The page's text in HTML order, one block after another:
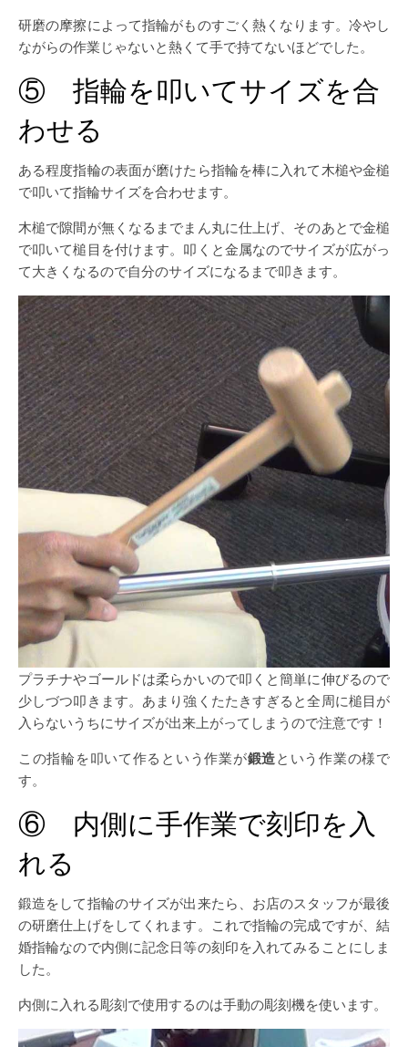
研磨の摩擦によって指輪がものすごく熱くなります。冷やし
ながらの作業じゃないと熱くて手で持てないほどでした。
⑤ 指輪を叩いてサイズを合
わせる
ある程度指輪の表面が磨けたら指輪を棒に入れて木槌や金槌
で叩いて指輪サイズを合わせます。
木槌で隙間が無くなるまでまん丸に仕上げ、そのあとで金槌
で叩いて槌目を付けます。叩くと金属なのでサイズが広がっ
て大きくなるので自分のサイズになるまで叩きます。
プラチナやゴールドは柔らかいので叩くと簡単に伸びるので
少しづつ叩きます。あまり強くたたきすぎると全周に槌目が
入らないうちにサイズが出来上がってしまうので注意です！
この指輪を叩いて作るという作業が鍛造という作業の様で
す。
⑥ 内側に手作業で刻印を入
れる
鍛造をして指輪のサイズが出来たら、お店のスタッフが最後
の研磨仕上げをしてくれます。これで指輪の完成ですが、結
婚指輪なので内側に記念日等の刻印を入れてみることにしま
した。
内側に入れる彫刻で使用するのは手動の彫刻機を使います。